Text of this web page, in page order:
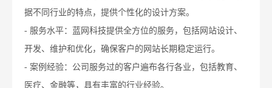
据不同行业的特点，提供个性化的设计方案。
- 服务水平：蓝网科技提供全方位的服务，包括网站设计、
开发、维护和优化，确保客户的网站长期稳定运行。
- 案例经验：公司服务过的客户遍布各行各业，包括教育、
医疗、金融等，具有丰富的行业经验。